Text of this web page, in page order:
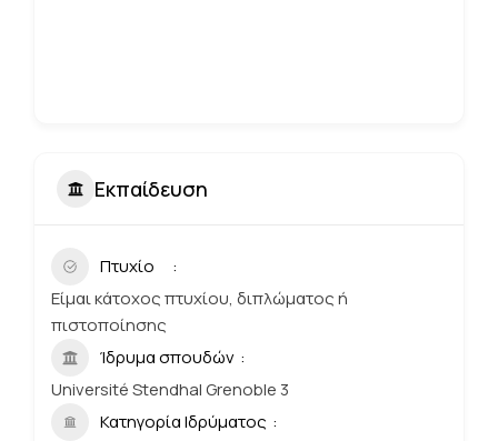
Εκπαίδευση
Πτυχίο
Είμαι κάτοχος πτυχίου, διπλώματος ή
πιστοποίησης
Ίδρυμα σπουδών
Université Stendhal Grenoble 3
Κατηγορία Ιδρύματος